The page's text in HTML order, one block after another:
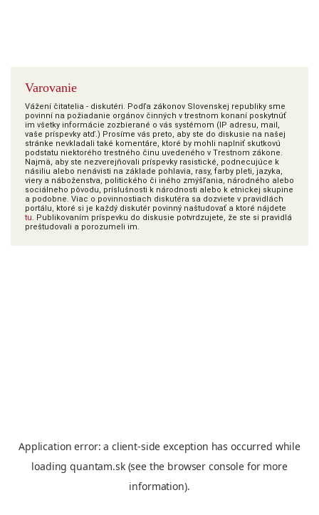
Varovanie
Vážení čitatelia - diskutéri. Podľa zákonov Slovenskej republiky sme
povinní na požiadanie orgánov činných v trestnom konaní poskytnúť
im všetky informácie zozbierané o vás systémom (IP adresu, mail,
vaše príspevky atď.) Prosíme vás preto, aby ste do diskusie na našej
stránke nevkladali také komentáre, ktoré by mohli naplniť skutkovú
podstatu niektorého trestného činu uvedeného v Trestnom zákone.
Najmä, aby ste nezverejňovali príspevky rasistické, podnecujúce k
násiliu alebo nenávisti na základe pohlavia, rasy, farby pleti, jazyka,
viery a náboženstva, politického či iného zmýšľania, národného alebo
sociálneho pôvodu, príslušnosti k národnosti alebo k etnickej skupine
a podobne. Viac o povinnostiach diskutéra sa dozviete v pravidlách
portálu, ktoré si je každý diskutér povinný naštudovať a ktoré nájdete
tu. Publikovaním príspevku do diskusie potvrdzujete, že ste si pravidlá
preštudovali a porozumeli im.